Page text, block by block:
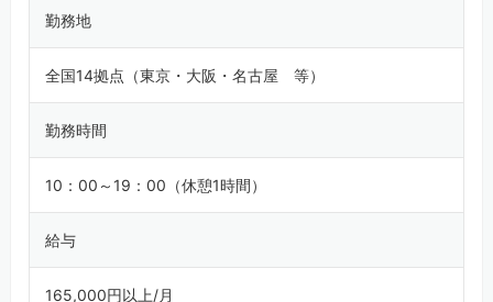
勤務地
全国14拠点（東京・大阪・名古屋 等）
勤務時間
10：00～19：00（休憩1時間）
給与
165,000円以上/月